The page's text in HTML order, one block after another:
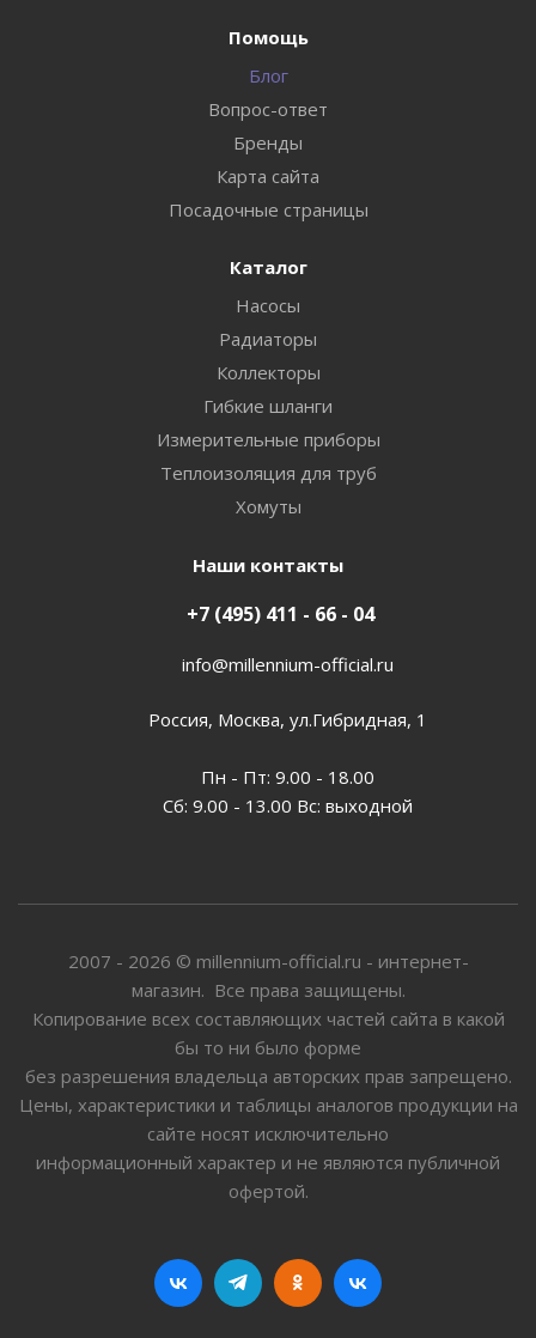
Помощь
Блог
Вопрос-ответ
Бренды
Карта сайта
Посадочные страницы
Каталог
Насосы
Радиаторы
Коллекторы
Гибкие шланги
Измерительные приборы
Теплоизоляция для труб
Хомуты
Наши контакты
+7 (495) 411 - 66 - 04
info@millennium-official.ru
Россия, Москва, ул.Гибридная, 1
Пн - Пт: 9.00 - 18.00
Сб: 9.00 - 13.00 Вс: выходной
2007 - 2026 © millennium-official.ru - интернет-
магазин. Все права защищены.
Копирование всех составляющих частей сайта в какой
бы то ни было форме
без разрешения владельца авторских прав запрещено.
Цены, характеристики и таблицы аналогов продукции на
сайте носят исключительно
информационный характер и не являются публичной
офертой.